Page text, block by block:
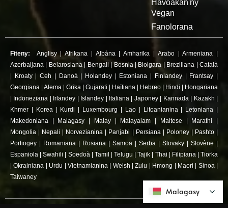
Havoakan'ny
Vegan
Fanolorana
Fiteny: Anglisy|Afrikana Albàna|Amharika Arabo|Armeniana
Azerbaijana
Belarosiana| Bengali |Bosnia| Biolgara Breziliana |Català
Kroaty|Ceh Danoà| Holandey Estoniana Finlandey| Frantsay
Georgiana Alema Grika Gujarati Haïtiana Hebreo Hindi
Hongariana
Indoneziana Irlandey Islandey Italiana Japoney| Kannada| Kazakh
Khmer
Korea| Kurdi Luxembourg Lao| Litoanianina| Letoniana
Makedoniana
Malagasy Malay| Malayalam Maltese| Marathi
Mongolia
Nepali Norvezianina Panjabi Persiana| Poloney| Pashto|
Portiogey
Romaniana Rosiana Samoa Serba Slovaky Slovène
Espaniola |Swahili Soedoà| Tamil Telugu |Tajik Thai Filipiana| Tiorka
|Okrainiana Urdu Vietnamianina| Welsh |Zulu Hmong Maori Sinoa|
Taiwaney
Malagasy
Malagasy